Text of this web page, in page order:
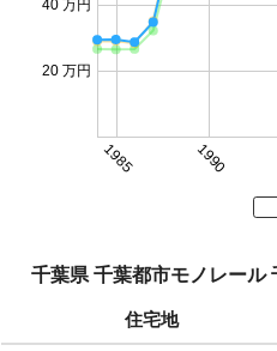
1985 1990
20 万円
40 万円
千葉県 千葉都市モノレール
住宅地